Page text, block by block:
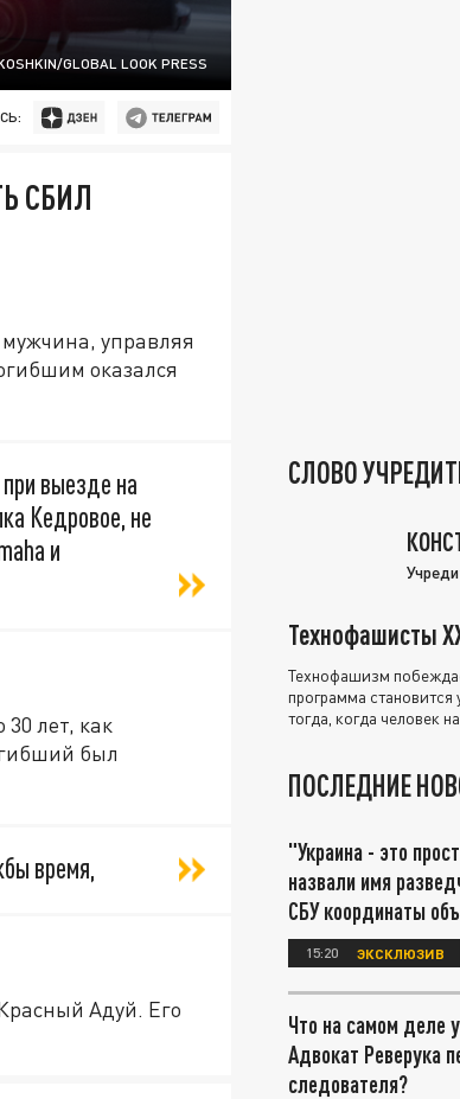
GLOBAL LOOK PRESS
СБИЛ
управляя
оказался
выезде на
Кедровое, не
и
лет, как
был
время,
Адуй. Его
СЛОВО
Технофашисты
Технофашизм
программа
тогда, когда человек
ПОСЛЕДНИЕ
"Украина - это
назвали имя
СБУ координаты
15:20 ЭКСКЛЮЗИВ
Что на самом деле
Адвокат Реверука
следователя?